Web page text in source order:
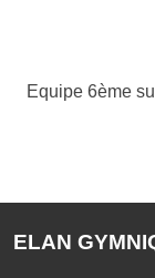
Equipe 6ème
ELAN